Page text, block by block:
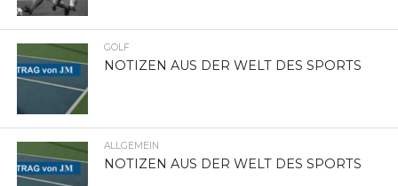
GOLF
NOTIZEN AUS DER WELT DES SPORTS
ALLGEMEIN
NOTIZEN AUS DER WELT DES SPORTS